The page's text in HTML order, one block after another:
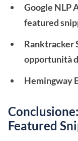
Google NLP
featured
Ranktracker
opportunità
Hemingway
Featured